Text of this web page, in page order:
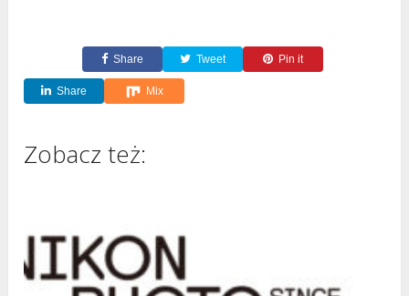
Share Tweet Pin it
Share Mix
Zobacz też: